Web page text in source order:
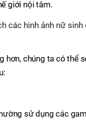
giới nội tâm.
các hình ảnh nữ
hơn, chúng ta có thể
sử dụng các